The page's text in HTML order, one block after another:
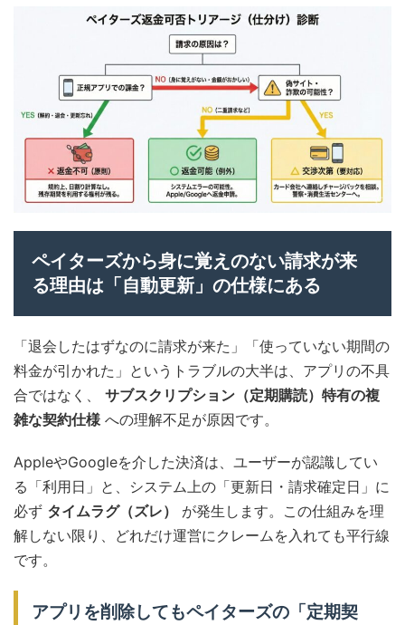
ペイターズから身に覚えのない請求が来
る理由は「自動更新」の仕様にある
「退会したはずなのに請求が来た」「使っていない期間の
料金が引かれた」というトラブルの大半は、アプリの不具
合ではなく、 サブスクリプション（定期購読）特有の複
雑な契約仕様への理解不足が原因です。
AppleやGoogleを介した決済は、ユーザーが認識してい
る「利用日」と、システム上の「更新日・請求確定日」に
必ず タイムラグ（ズレ）
が発生します。この仕組みを理
解しない限り、どれだけ運営にクレームを入れても平行線
です。
アプリを削除してもペイターズの「定期契